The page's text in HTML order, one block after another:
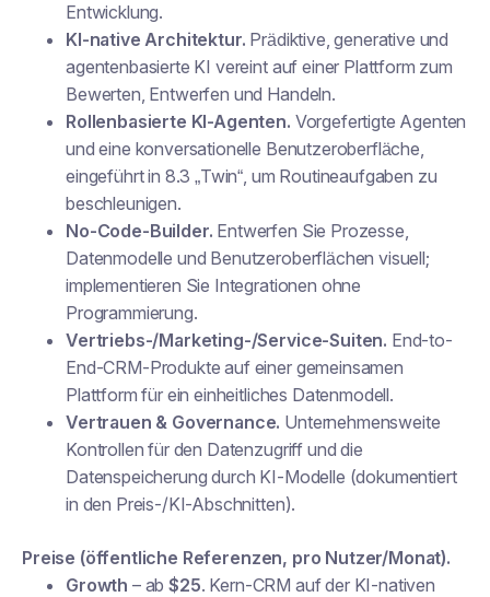
Entwicklung.
KI-native Architektur. Prädiktive, generative und
agentenbasierte KI vereint auf einer Plattform zum
Bewerten, Entwerfen und Handeln.
Rollenbasierte KI-Agenten. Vorgefertigte Agenten
und eine konversationelle Benutzeroberfläche,
eingeführt in 8.3 „Twin“, um Routineaufgaben zu
beschleunigen.
No-Code-Builder. Entwerfen Sie Prozesse,
Datenmodelle und Benutzeroberflächen visuell;
implementieren Sie Integrationen ohne
Programmierung.
Vertriebs-/Marketing-/Service-Suiten. End-to-
End-CRM-Produkte auf einer gemeinsamen
Plattform für ein einheitliches Datenmodell.
Vertrauen & Governance. Unternehmensweite
Kontrollen für den Datenzugriff und die
Datenspeicherung durch KI-Modelle (dokumentiert
in den Preis-/KI-Abschnitten).
Preise (öffentliche Referenzen, pro Nutzer/Monat).
Growth – ab$25. Kern-CRM auf der KI-nativen